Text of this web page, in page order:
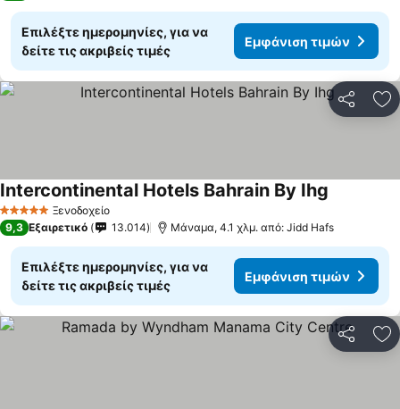
Επιλέξτε ημερομηνίες, για να
δείτε τις ακριβείς τιμές
Εμφάνιση τιμών
5 Αστέρια Ξενοδοχείο
Intercontinental Hotels Bahrain By Ihg
9,3 Εξαιρετικό 13.014 Μάναμα, 4.1 χλμ. από: Jidd Hafs
Επιλέξτε ημερομηνίες, για να
δείτε τις ακριβείς τιμές
Εμφάνιση τιμών